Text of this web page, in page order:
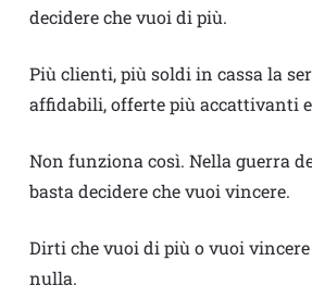
decidere che vuoi di più.
Più clienti, più soldi in cassa la
affidabili, offerte più accattivanti
Non funziona così. Nella guerra
basta decidere che vuoi vincere.
Dirti che vuoi di più o vuoi
nulla.